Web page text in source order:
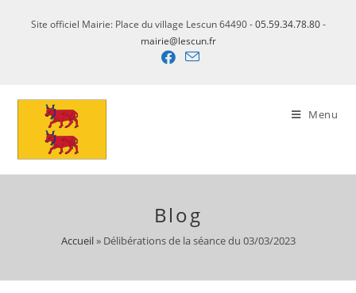
Site officiel Mairie: Place du village Lescun 64490 -05.59.34.78.80-
mairie@lescun.fr
Menu
Blog
Accueil» Délibérations de la séance du 03/03/2023